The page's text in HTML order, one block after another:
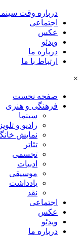
درباره وقت
اجتماعی
عکس
ویدئو
درباره ما
ارتباط با ما
×
صفحه نخست
فرهنگی و هنری
سینما
رادیو و
نمایش
تئاتر
تجسمی
ادبیات
موسیقی
یادداشت
نقد
اجتماعی
عکس
ویدئو
درباره ما